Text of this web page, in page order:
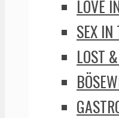
LOVE
SEX IN
LOST